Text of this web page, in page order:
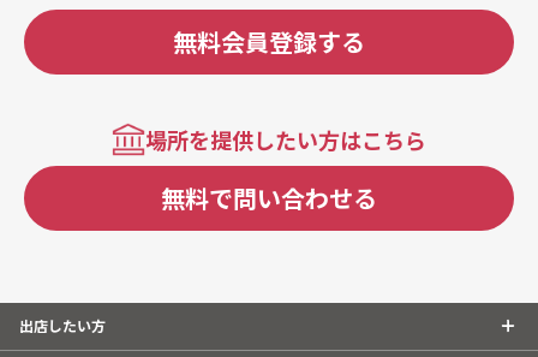
無料会員登録する
場所を提供したい方はこちら
無料で問い合わせる
出店したい方